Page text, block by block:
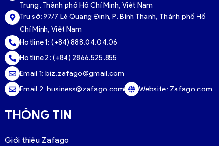
Trung, Thành phố Hồ Chí Minh, Việt Nam
Trụ sở:97/7 Lê Quang Định, P, Bình Thạnh, Thành phố Hồ
Chí Minh, Việt Nam
Hotline 1:(+84) 888.04.04.06
Hotline 2:(+84) 2866.525.855
Email 1: biz.zafago@gmail.com
Email 2: business@zafago.com Website: Zafago.com
THÔNG TIN
Giới thiệu Zafago